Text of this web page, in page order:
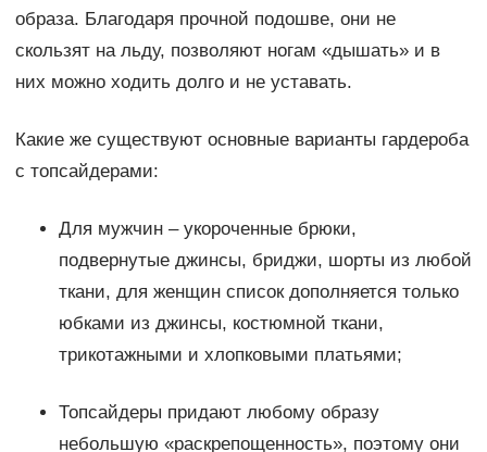
образа. Благодаря прочной подошве, они не
скользят на льду, позволяют ногам «дышать» и в
них можно ходить долго и не уставать.
Какие же существуют основные варианты гардероба
с топсайдерами:
Для мужчин – укороченные брюки,
подвернутые джинсы, бриджи, шорты из любой
ткани, для женщин список дополняется только
юбками из джинсы, костюмной ткани,
трикотажными и хлопковыми платьями;
Топсайдеры придают любому образу
небольшую «раскрепощенность», поэтому они